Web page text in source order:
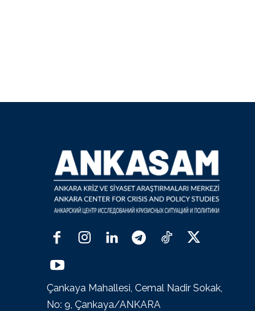
Çankaya Mahallesi, Cemal Nadir Sokak,
No: 9, Çankaya/ANKARA